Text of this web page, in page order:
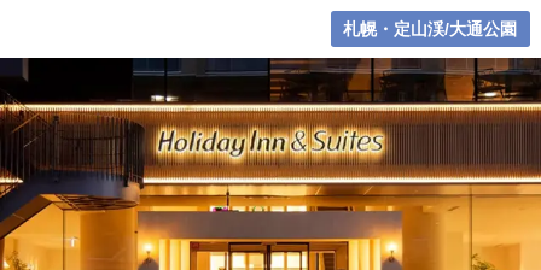
札幌・定山渓/大通公園